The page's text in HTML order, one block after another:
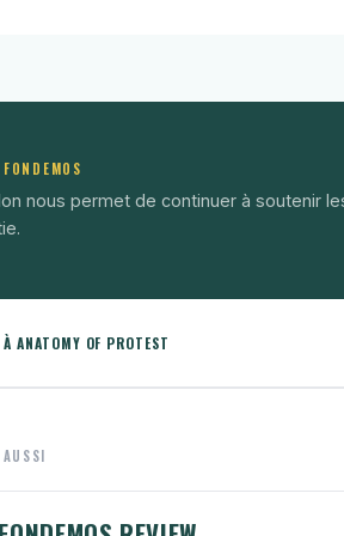
nous permet de continuer à soutenir
ANATOMY OF PROTEST